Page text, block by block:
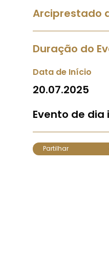
Arciprestado
Duração do
Data de Início
20.07.2025
Evento de dia
Partilhar